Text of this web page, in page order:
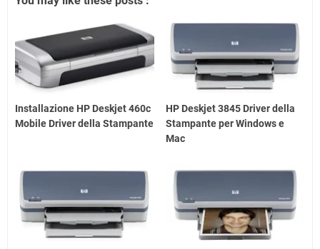
Installazione HP Deskjet 460c
Mobile Driver della Stampante
HP Deskjet 3845 Driver della
Stampante per Windows e
Mac